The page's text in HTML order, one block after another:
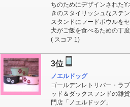
ちのためにデザインされた
きのスタイリッシュなステ
スタンドにフードボウルを
犬がご飯を食べるための丁
( スコア 1)
3位
ノエルドッグ
ゴールデンレトリバー・ラ
ッド＆ダックスフンドの雑
門店「ノエルドッグ」